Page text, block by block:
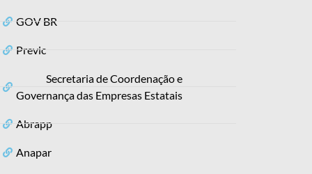
GOV BR
Previc
Secretaria de Coordenação e
Governança das Empresas Estatais
Abrapp
Anapar